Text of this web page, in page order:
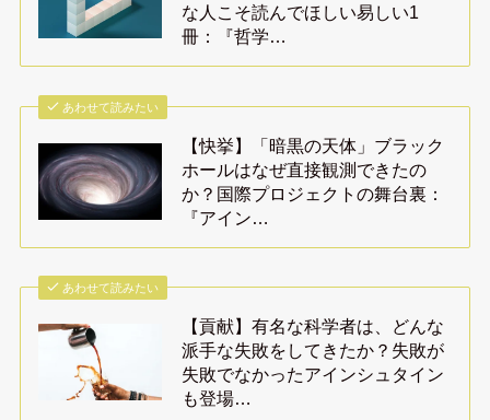
な人こそ読んでほしい易しい1
冊：『哲学…
あわせて読みたい
【快挙】「暗黒の天体」ブラック
ホールはなぜ直接観測できたの
か？国際プロジェクトの舞台裏：
『アイン…
あわせて読みたい
【貢献】有名な科学者は、どんな
派手な失敗をしてきたか？失敗が
失敗でなかったアインシュタイン
も登場…